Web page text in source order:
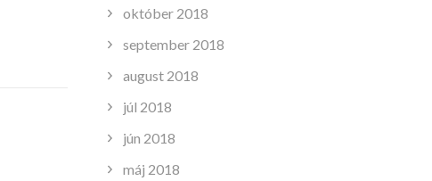
október 2018
september 2018
august 2018
júl 2018
jún 2018
máj 2018